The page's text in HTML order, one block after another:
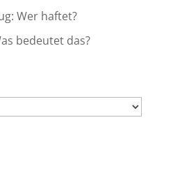
Wer haftet?
bedeutet das?